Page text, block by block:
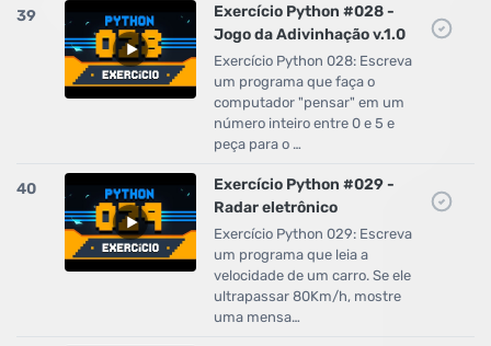
39
Exercício Python #028 -
Jogo da Adivinhação v.1.0
Exercício Python 028: Escreva
um programa que faça o
computador "pensar" em um
número inteiro entre 0 e 5 e
peça para o …
40
Exercício Python #029 -
Radar eletrônico
Exercício Python 029: Escreva
um programa que leia a
velocidade de um carro. Se ele
ultrapassar 80Km/h, mostre
uma mensa…